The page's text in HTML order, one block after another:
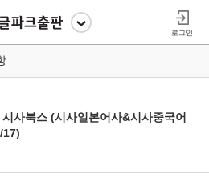
로그인
사북스 (시사일본어사&시사중국어
17)